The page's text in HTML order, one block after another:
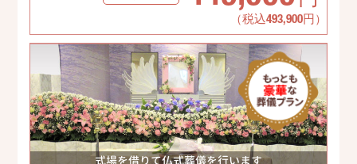
（税込493,900円）
式場を借りて仏式葬儀を行います